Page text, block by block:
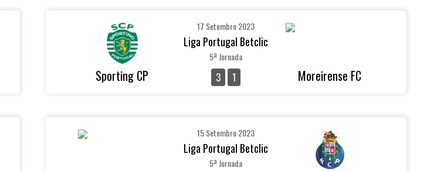
Sporting CP
17 Setembro 2023
Liga Portugal Betclic
5ª Jornada
3 1 Moreirense FC
15 Setembro 2023
Liga Portugal Betclic
5ª Jornada